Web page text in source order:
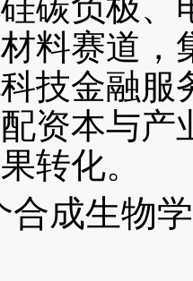
料赛道，
技金融服
资本与产
转化。
合成生物